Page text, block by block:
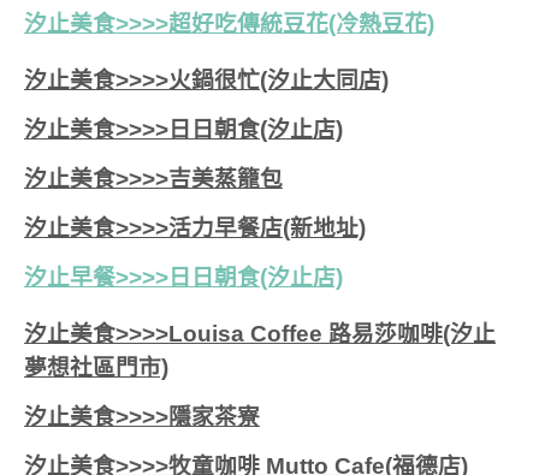
汐止美食>>>>超好吃傳統豆花(冷熱豆花)
汐止美食>>>>火鍋很忙(汐止大同店)
汐止美食>>>>日日朝食(汐止店)
汐止美食>>>>吉美蒸籠包
汐止美食>>>>活力早餐店(新地址)
汐止早餐>>>>日日朝食(汐止店)
汐止美食>>>>Louisa Coffee 路易莎咖啡(汐止
夢想社區門市)
汐止美食>>>>隱家茶寮
汐止美食>>>>牧童咖啡 Mutto Cafe(福德店)